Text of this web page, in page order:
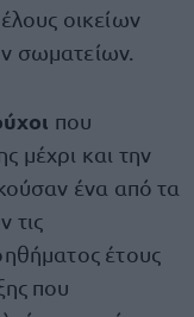
οικείων
σωματείων.
που
μέχρι και την
ένα από τα
τις
έτους
που